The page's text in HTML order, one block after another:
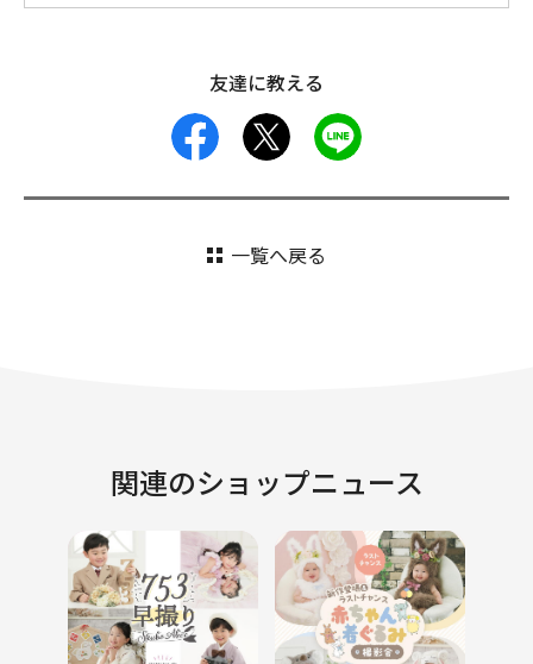
友達に教える
facebook
一覧へ戻る
関連のショップニュース